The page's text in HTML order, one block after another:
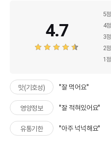
4.7
5점
4점
3점
2점
1 점
맛(기호성) "잘 먹어요"
영양정보 "잘 적혀있어요"
유통기한 "아주 넉넉해요"